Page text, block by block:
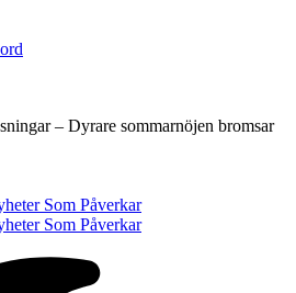
– Dyrare sommarnöjen bromsar